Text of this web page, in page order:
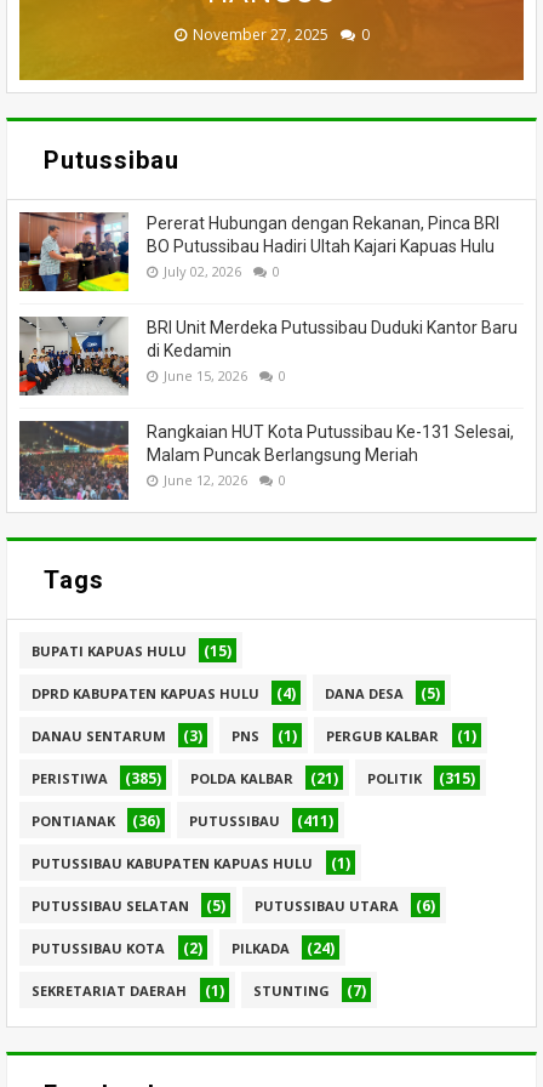
July 05, 2026 0
November 27, 2025 0
March 26, 2025 0
March 13, 2025 0
February 18, 2025 0
Putussibau
Pererat Hubungan dengan Rekanan, Pinca BRI
BO Putussibau Hadiri Ultah Kajari Kapuas Hulu
July 02, 2026 0
BRI Unit Merdeka Putussibau Duduki Kantor Baru
di Kedamin
June 15, 2026 0
Rangkaian HUT Kota Putussibau Ke-131 Selesai,
Malam Puncak Berlangsung Meriah
June 12, 2026 0
Tags
BUPATI KAPUAS HULU (15)
DPRD KABUPATEN KAPUAS HULU (4) DANA DESA (5)
DANAU SENTARUM (3) PNS (1) PERGUB KALBAR (1)
PERISTIWA (385) POLDA KALBAR (21) POLITIK (315)
PONTIANAK (36) PUTUSSIBAU (411)
PUTUSSIBAU KABUPATEN KAPUAS HULU (1)
PUTUSSIBAU SELATAN (5) PUTUSSIBAU UTARA (6)
PUTUSSIBAU KOTA (2) PILKADA (24)
SEKRETARIAT DAERAH (1) STUNTING (7)